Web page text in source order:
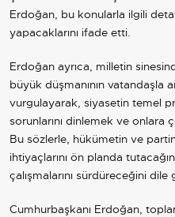
Erdoğan, bu konularla ilgili
yapacaklarını ifade etti.
Erdoğan ayrıca, milletin
büyük düşmanının vatandaşla
vurgulayarak, siyasetin temel
sorunlarını dinlemek ve
Bu sözlerle, hükümetin ve
ihtiyaçlarını ön planda
çalışmalarını sürdüreceğini dile
Cumhurbaşkanı Erdoğan,